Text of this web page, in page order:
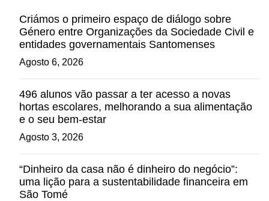
Criámos o primeiro espaço de diálogo sobre
Género entre Organizações da Sociedade Civil e
entidades governamentais Santomenses
Agosto 6, 2026
496 alunos vão passar a ter acesso a novas
hortas escolares, melhorando a sua alimentação
e o seu bem-estar
Agosto 3, 2026
“Dinheiro da casa não é dinheiro do negócio”:
uma lição para a sustentabilidade financeira em
São Tomé